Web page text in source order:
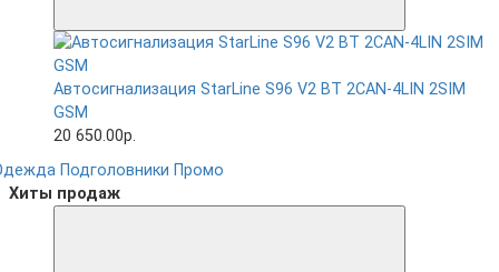
Автосигнализация StarLine S96 V2 BT 2CAN-4LIN 2SIM
GSM
20 650.00р.
Подголовники Промо
Хиты продаж